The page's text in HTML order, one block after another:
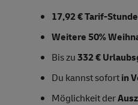
17,92 € Tarif-
Weitere 50%
Bis zu332 €
Du kannst sofortin
Möglichkeit der